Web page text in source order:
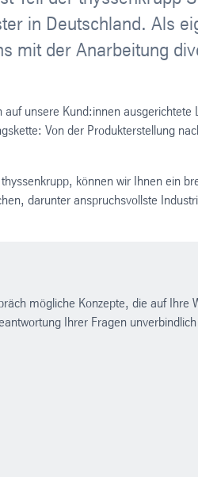
in Deutschland. Als
mit der Anarbeitung
unsere Kund:innen
Von der Produkterstellung
können wir Ihnen ein
darunter anspruchsvollste
mögliche Konzepte, die auf Ihre
Ihrer Fragen